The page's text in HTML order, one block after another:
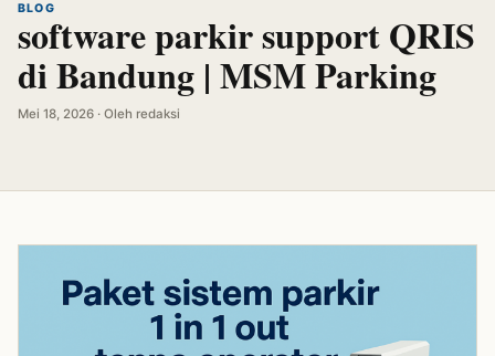
BLOG
software parkir support QRIS
di Bandung | MSM Parking
Mei 18, 2026 · Oleh redaksi